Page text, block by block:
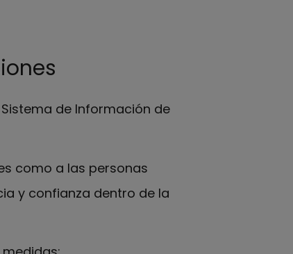
de Información de
como a las personas
y confianza dentro de la